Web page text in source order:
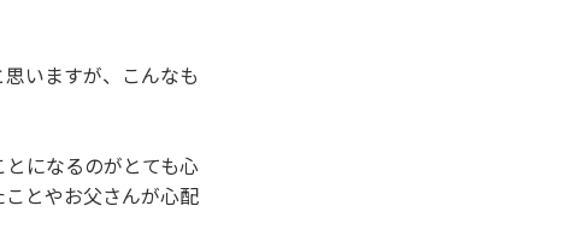
いますが、こんなも
になるのがとても心
とやお父さんが心配